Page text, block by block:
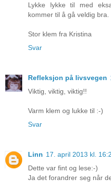
Lykke lykke til med
kommer til å gå veldig bra.
Stor klem fra Kristina
Svar
Refleksjon på livsvegen
Viktig, viktig, viktig!!
Varm klem og lukke til :-)
Svar
Linn 17. april 2013 kl.
Dette var fint og lese:-)
Ja det forandrer seg når